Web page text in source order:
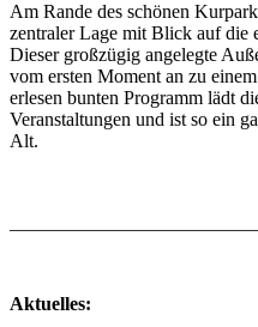
Am Rande des schönen
zentraler Lage mit Blick auf die
Dieser großzügig angelegte
vom ersten Moment an zu
erlesen bunten Programm lädt
Veranstaltungen und ist so ein
Alt.
Aktuelles: